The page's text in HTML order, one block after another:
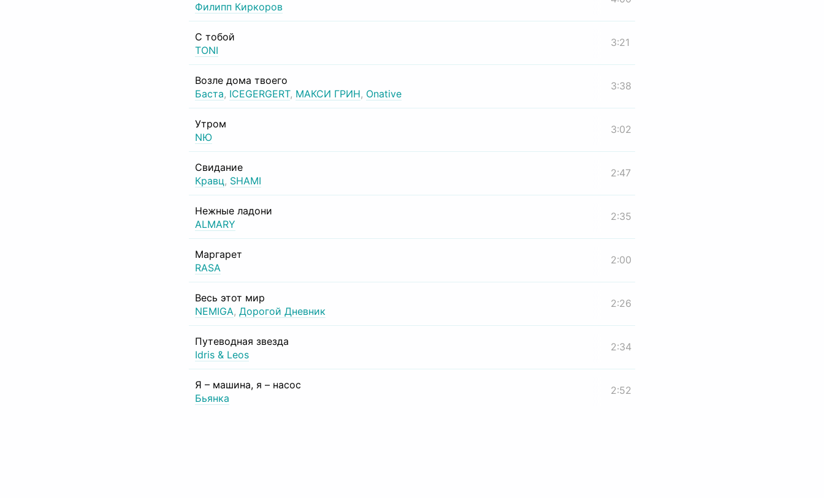
Филипп Киркоров
С тобой
TONI
3:21
Возле дома твоего
Баста, ICEGERGERT, МАКСИ ГРИН, Onative
3:38
Утром
NЮ
3:02
Свидание
Кравц, SHAMI
2:47
Нежные ладони
ALMARY
2:35
Маргарет
RASA
2:00
Весь этот мир
NEMIGA, Дорогой Дневник
2:26
Путеводная звезда
Idris & Leos
2:34
Я – машина, я – насос
Бьянка
2:52